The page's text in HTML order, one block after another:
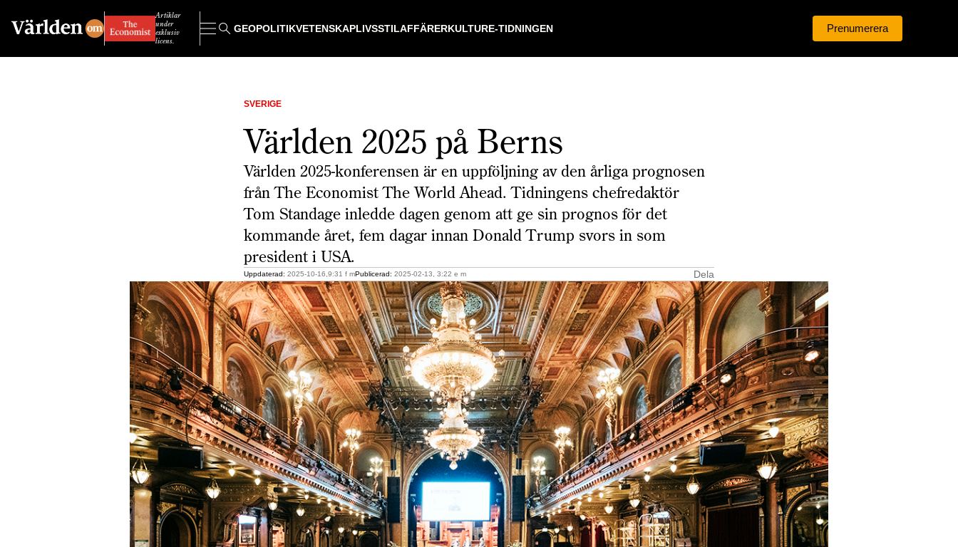
Artiklar
under
exklusiv
licens.
GEOPOLITIKVETENSKAPLIVSSTILAFFÄRERKULTURE-TIDNINGEN Prenumerera
SVERIGE
Världen 2025 på Berns
Världen 2025-konferensen är en uppföljning av den årliga prognosen
från The Economist The World Ahead. Tidningens chefredaktör
Tom Standage inledde dagen genom att ge sin prognos för det
kommande året, fem dagar innan Donald Trump svors in som
president i USA.
Uppdaterad: 2025-10-16,9:31 f mPublicerad: 2025-02-13, 3:22 e m Dela